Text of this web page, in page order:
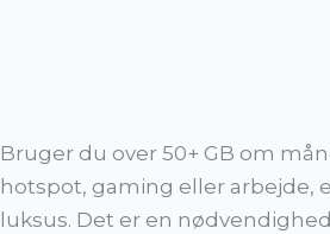
Bruger du over 50+ GB om
hotspot, gaming eller arbejde,
luksus. Det er en